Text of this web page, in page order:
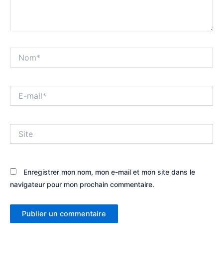
mail*
Enregistrer mon nom, mon e-mail et mon site dans le
navigateur pour mon prochain commentaire.